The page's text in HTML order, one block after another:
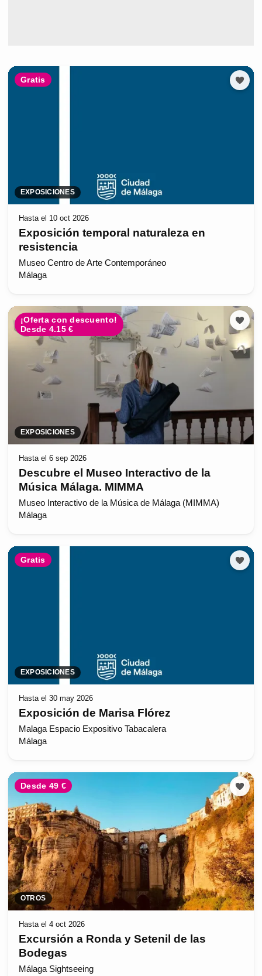
Gratis
EXPOSICIONES
Hasta el 10 oct 2026
Exposición temporal naturaleza en
resistencia
Museo Centro de Arte Contemporáneo
Málaga
¡Oferta con descuento!
Desde 4.15 €
EXPOSICIONES
Hasta el 6 sep 2026
Descubre el Museo Interactivo de la
Música Málaga. MIMMA
Museo Interactivo de la Música de Málaga (MIMMA)
Málaga
Gratis
EXPOSICIONES
Hasta el 30 may 2026
Exposición de Marisa Flórez
Malaga Espacio Expositivo Tabacalera
Málaga
Desde 49 €
OTROS
Hasta el 4 oct 2026
Excursión a Ronda y Setenil de las
Bodegas
Málaga Sightseeing